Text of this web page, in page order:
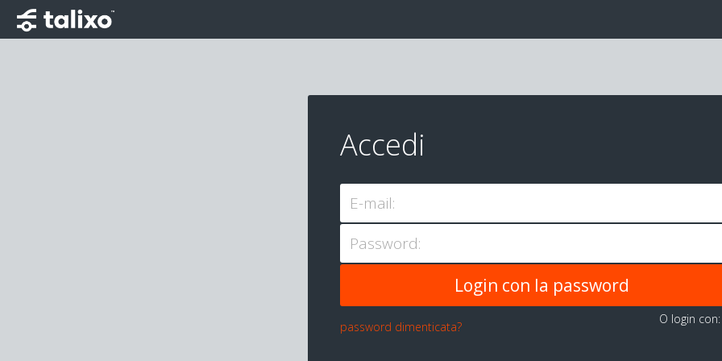
Accedi
E-mail:
Password:
password dimenticata?
O login con: